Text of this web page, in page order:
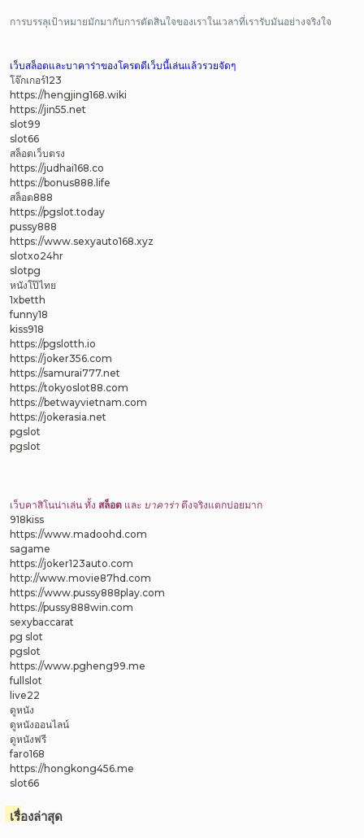
การบรรลุเป้าหมายมักมากับการตัดสินใจของเราในเวลาที่เรารับมันอย่างจริงใจ
เว็บสล็อตและบาคาร่าของโครตดีเว็บนี้เล่นแล้วรวยจัดๆ
โจ๊กเกอร์123
https://hengjing168.wiki
https://jin55.net
slot99
slot66
สล็อตเว็บตรง
https://judhai168.co
https://bonus888.life
สล็อต888
https://pgslot.today
pussy888
https://www.sexyauto168.xyz
slotxo24hr
slotpg
หนังโป๊ไทย
1xbetth
funny18
kiss918
https://pgslotth.io
https://joker356.com
https://samurai777.net
https://tokyoslot88.com
https://betwayvietnam.com
https://jokerasia.net
pgslot
pgslot
เว็บคาสิโนน่าเล่น ทั้ง สล็อต และ บาคาร่า ตึงจริงแตกบ่อยมาก
918kiss
https://www.madoohd.com
sagame
https://joker123auto.com
http://www.movie87hd.com
https://www.pussy888play.com
https://pussy888win.com
sexybaccarat
pg slot
pgslot
https://www.pgheng99.me
fullslot
live22
ดูหนัง
ดูหนังออนไลน์
ดูหนังฟรี
faro168
https://hongkong456.me
slot66
เรื่องล่าสุด